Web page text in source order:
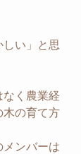
い」と思
く農業経
の育て方
ンバーは